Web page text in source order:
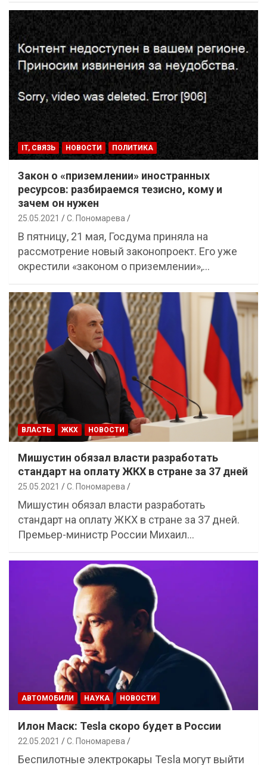
IT, СВЯЗЬ НОВОСТИ ПОЛИТИКА
Закон о «приземлении» иностранных
ресурсов: разбираемся тезисно, кому и
зачем он нужен
25.05.2021 С. Пономарева
В пятницу, 21 мая, Госдума приняла на
рассмотрение новый законопроект. Его уже
окрестили «законом о приземлении»,…
ВЛАСТЬ ЖКХ НОВОСТИ
Мишустин обязал власти разработать
стандарт на оплату ЖКХ в стране за 37 дней
25.05.2021 С. Пономарева
Мишустин обязал власти разработать
стандарт на оплату ЖКХ в стране за 37 дней.
Премьер-министр России Михаил…
АВТОМОБИЛИ НАУКА НОВОСТИ
Илон Маск: Tesla скоро будет в России
22.05.2021 С. Пономарева
Беспилотные электрокары Tesla могут выйти